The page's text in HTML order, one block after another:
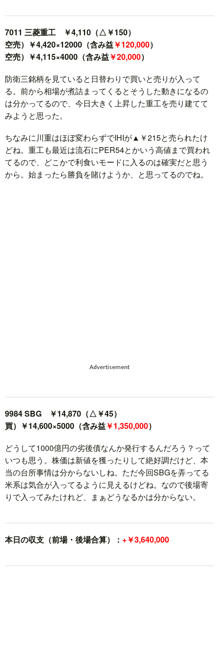
7011 三菱重工 ￥4,110（△￥150）
空売）￥4,420×12000（含み益￥120,000）
空売）￥4,115×4000（含み益￥20,000）
防衛三銘柄を見ていると日替わりで買いと売りが入って
る。前から相場が煮詰まってくるとそうした動きになるの
は分かってるので、今日大きく上昇した重工を売り建てて
みようと思った。
ちなみに川重はほぼ変わらずでIHIが▲￥215と売られたけ
どね。重工も最近は流石にPER54とかいう高値まで買われ
てるので、どこかで利食いモードに入るのは確実だと思う
から。始まったら勝負を賭けようか、と思ってるのでね。
Advertisement
9984 SBG ￥14,870（△￥45）
買）￥14,600×5000（含み益￥1,350,000）
どうして1000億円の劣後債なんか発行するんだろう？って
いつも思う。株価は新値を獲ったりして絶好調だけど、本
当の台所事情は分からないしね。ただ今回SBGを弄ってる
米系は気合が入ってるように見えるけどね。なので後場寄
りで入ってみたけれど、まぁどうなるかは分からない。
本日の収支（前場・後場合算）： +￥3,640,000